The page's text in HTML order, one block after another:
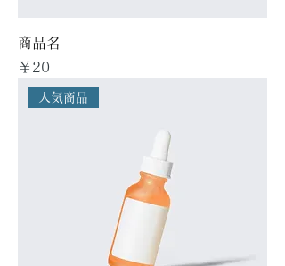
商品名
価格
￥20
人気商品